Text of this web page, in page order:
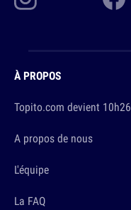
À PROPOS
Topito.com devient 10h26
A propos de nous
L'équipe
La FAQ